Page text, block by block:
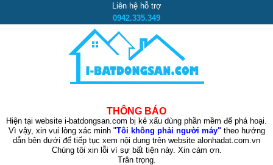
Liên hệ hỗ trợ
0942.335.349
THÔNG BÁO
Hiện tại website i-batdongsan.com bị kẻ xấu dùng phần mềm để phá hoại.
Vì vậy, xin vui lòng xác minh "Tôi không phải người máy"theo hướng
dẫn bên dưới để tiếp tục xem nội dung trên website alonhadat.com.vn
Chúng tôi xin lỗi vì sự bất tiện này. Xin cám ơn.
Trân trọng.